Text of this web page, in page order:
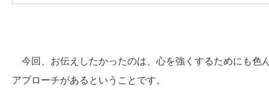
今回、お伝えしたかったのは、心を強くするためにも色
アプローチがあるということです。